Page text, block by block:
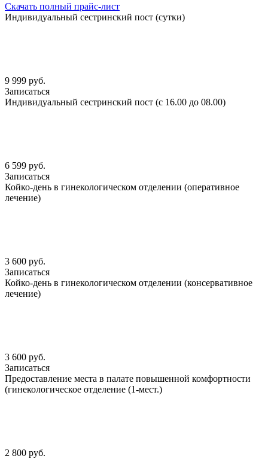
Скачать полный прайс-лист
Индивидуальный сестринский пост (сутки)
9 999 руб.
Записаться
Индивидуальный сестринский пост (с 16.00 до 08.00)
6 599 руб.
Записаться
Койко-день в гинекологическом отделении (оперативное
лечение)
3 600 руб.
Записаться
Койко-день в гинекологическом отделении (консервативное
лечение)
3 600 руб.
Записаться
Предоставление места в палате повышенной комфортности
(гинекологическое отделение (1-мест.)
2 800 руб.